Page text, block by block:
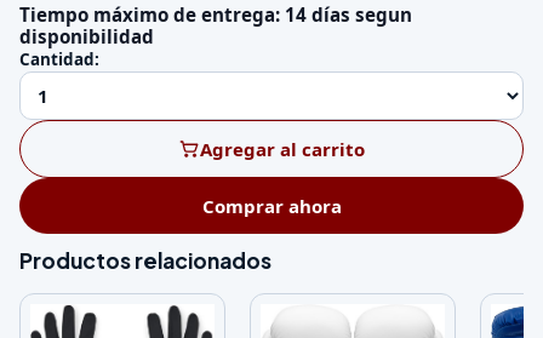
Tiempo máximo de entrega: 14 días segun
disponibilidad
Cantidad:
Agregar al carrito
Comprar ahora
Productos relacionados